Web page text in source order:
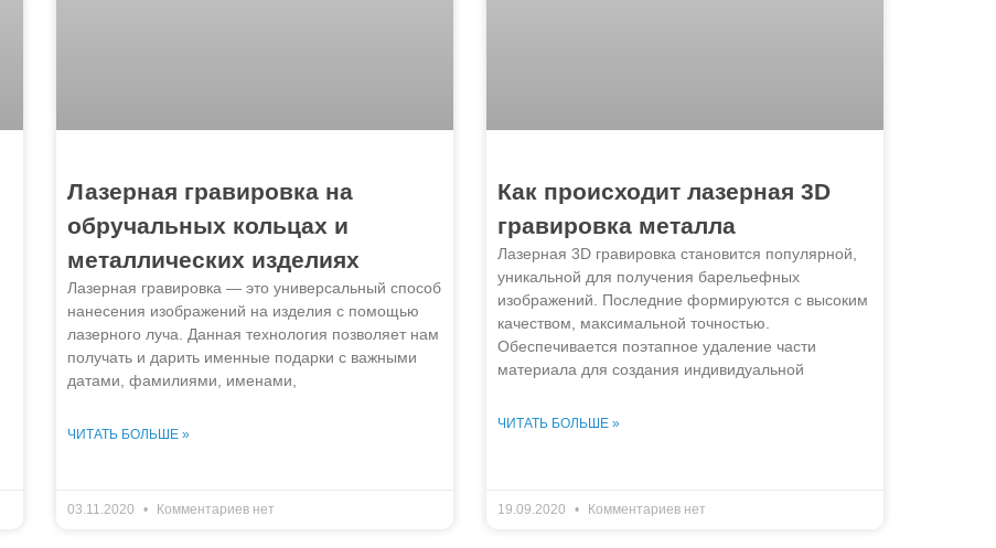
Лазерная гравировка на
обручальных кольцах и
металлических изделиях
Лазерная гравировка — это универсальный способ
нанесения изображений на изделия с помощью
лазерного луча. Данная технология позволяет нам
получать и дарить именные подарки с важными
датами, фамилиями, именами,
ЧИТАТЬ БОЛЬШЕ »
03.11.2020 Комментариев нет
Как происходит лазерная 3D
гравировка металла
Лазерная 3D гравировка становится популярной,
уникальной для получения барельефных
изображений. Последние формируются с высоким
качеством, максимальной точностью.
Обеспечивается поэтапное удаление части
материала для создания индивидуальной
ЧИТАТЬ БОЛЬШЕ »
19.09.2020 Комментариев нет